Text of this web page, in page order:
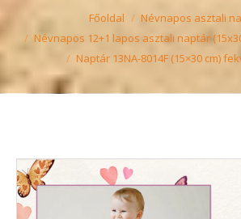
You are here:Főoldal
Névnapos asztali
Névnapos 12+1 lapos asztali naptár
Naptár 13NA-8014F (15×30 cm)